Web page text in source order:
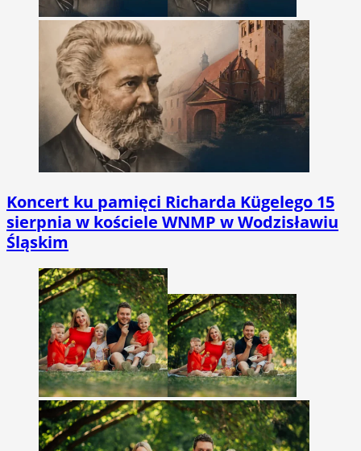
Koncert ku pamięci Richarda Kügelego 15
sierpnia w kościele WNMP w Wodzisławiu
Śląskim